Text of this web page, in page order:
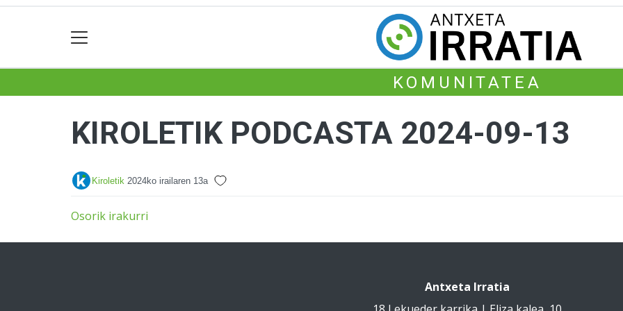
KOMUNITATEA
KIROLETIK PODCASTA 2024-09-13
Kiroletik 2024ko irailaren 13a
Osorik irakurri
Antxeta Irratia